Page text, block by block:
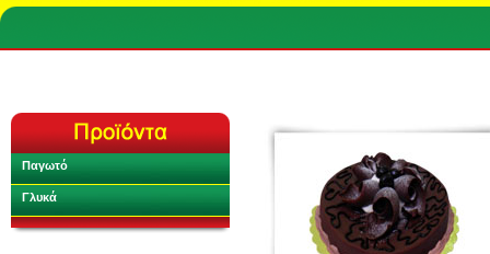
Παγωτό
Γλυκά